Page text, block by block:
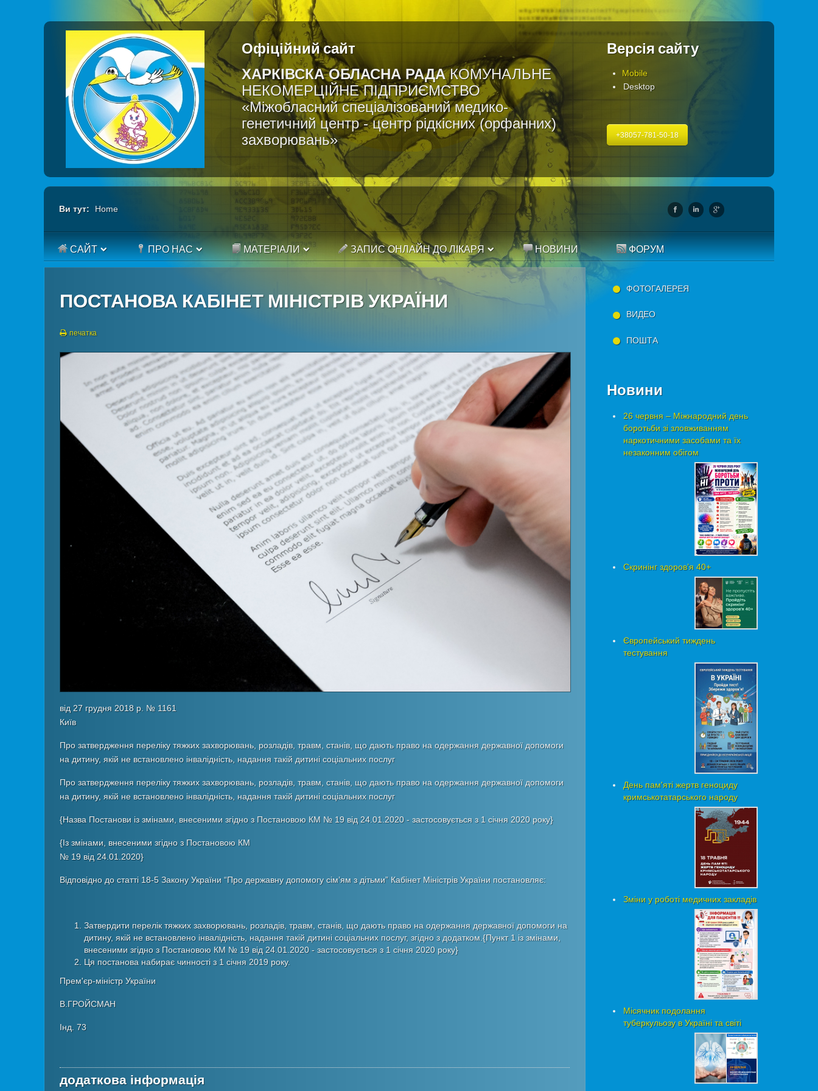
Офіційний сайт
ХАРКІВСКА ОБЛАСНА РАДАКОМУНАЛЬНЕ
НЕКОМЕРЦІЙНЕ ПІДПРИЄМСТВО
«Міжобласний спеціалізований медико-
генетичний центр - центр рідкісних (орфанних)
захворювань»
Версія сайту
Mobile
Desktop
+38057-781-50-18
Ви тут: Home
САЙТ ПРО НАС МАТЕРІАЛИ ЗАПИС ОНЛАЙН ДО ЛІКАРЯ НОВИНИ ФОРУМ
ПОСТАНОВА КАБІНЕТ МІНІСТРІВ УКРАЇНИ
печатка
від 27 грудня 2018 р. № 1161
Київ
Про затвердження переліку тяжких захворювань, розладів, травм, станів, що дають право на одержання державної допомоги
на дитину, якій не встановлено інвалідність, надання такій дитині соціальних послуг
Про затвердження переліку тяжких захворювань, розладів, травм, станів, що дають право на одержання державної допомоги
на дитину, якій не встановлено інвалідність, надання такій дитині соціальних послуг
{Назва Постанови із змінами, внесеними згідно з Постановою КМ № 19 від 24.01.2020 - застосовується з 1 січня 2020 року}
{Із змінами, внесеними згідно з Постановою КМ
№ 19 від 24.01.2020}
Відповідно до статті 18-5 Закону України “Про державну допомогу сім’ям з дітьми” Кабінет Міністрів України постановляє:
Затвердити перелік тяжких захворювань, розладів, травм, станів, що дають право на одержання державної допомоги на
дитину, якій не встановлено інвалідність, надання такій дитині соціальних послуг, згідно з додатком.{Пункт 1 із змінами,
внесеними згідно з Постановою КМ № 19 від 24.01.2020 - застосовується з 1 січня 2020 року}
Ця постанова набирає чинності з 1 січня 2019 року.
Прем'єр-міністр України
В.ГРОЙСМАН
Інд. 73
додаткова інформація
ФОТОГАЛЕРЕЯ
ВИДЕО
ПОШТА
Новини
26 червня – Міжнародний день
боротьби зі зловживанням
наркотичними засобами та їх
незаконним обігом
Скринінг здоровʼя 40+
Європейський тиждень
тестування
День пам'яті жертв геноциду
кримськотатарського народу
Зміни у роботі медичних закладів
Місячник подолання
туберкульозу в Україні та світі